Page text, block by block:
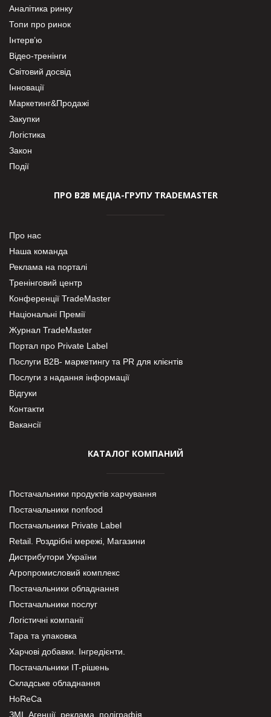
Аналітика ринку
Топи про ринок
Інтерв’ю
Відео-тренінги
Світовий досвід
Інновації
Маркетинг&Продажі
Закупки
Логістика
Закон
Події
ПРО В2В МЕДІА-ГРУПУ TRADEMASTER
Про нас
Наша команда
Реклама на порталі
Тренінговий центр
Конференції TradeMaster
Національні Премії
Журнал TradeMaster
Портал про Private Label
Послуги В2В- маркетингу та PR для клієнтів
Послуги з надання інформації
Відгуки
Контакти
Вакансії
КАТАЛОГ КОМПАНИЙ
Постачальники продуктів харчування
Постачальники nonfood
Постачальники Private Label
Retail. Роздрібні мережі, Магазини
Дистрибутори України
Агропромисловий комплекс
Постачальники обладнання
Постачальники послуг
Логістичні компанії
Тара та упаковка
Харчові добавки. Інгредієнти.
Постачальники IT-рішень
Складське обладнання
HoReCa
ЗМІ, Агенції, реклама, поліграфія